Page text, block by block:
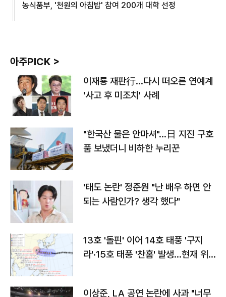
농식품부, '천원의 아침밥' 참여 200개 대학 선정
아주PICK >
이재룡 재판行…다시 떠오른 연예계
'사고 후 미조치' 사례
"한국산 물은 안마셔"…日 지진 구호
품 보냈더니 비하한 누리꾼
'태도 논란' 정준원 "난 배우 하면 안
되는 사람인가? 생각 했다"
13호 '돌핀' 이어 14호 태풍 '구지
라'·15호 태풍 '찬홈' 발생…현재 위
이상준, LA 공연 논란에 사과 "너무